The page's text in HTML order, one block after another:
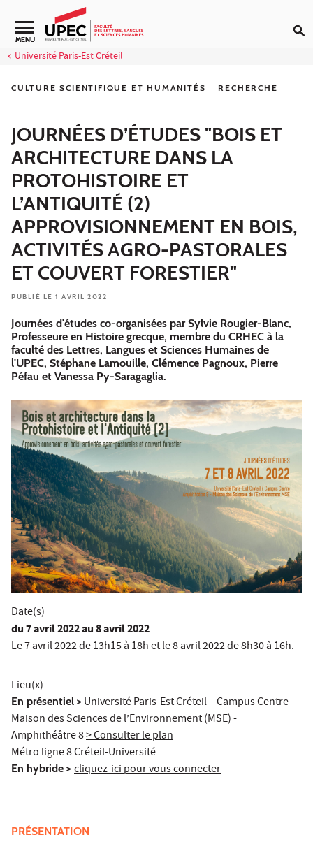
Aller au contenu
Navigation secondaire
MENU
Université Paris-Est Créteil
CULTURE SCIENTIFIQUE ET HUMANITÉS RECHERCHE
JOURNÉES D’ÉTUDES "BOIS ET
ARCHITECTURE DANS LA
PROTOHISTOIRE ET
L’ANTIQUITÉ (2)
APPROVISIONNEMENT EN BOIS,
ACTIVITÉS AGRO-PASTORALES
ET COUVERT FORESTIER"
PUBLIÉ LE 1 AVRIL 2022
Journées d'études co-organisées par Sylvie Rougier-Blanc,
Professeure en Histoire grecque, membre du CRHEC à la
faculté des Lettres, Langues et Sciences Humaines de
l'UPEC, Stéphane Lamouille, Clémence Pagnoux, Pierre
Péfau et Vanessa Py-Saragaglia.
Date(s)
du7 avril 2022au 8 avril 2022
Le 7 avril 2022 de 13h15 à 18h et le 8 avril 2022 de 8h30 à 16h.
Lieu(x)
En présentiel > Université Paris-Est Créteil - Campus Centre -
Maison des Sciences de l’Environnement (MSE) -
Amphithéâtre 8> Consulter le plan
Métro ligne 8 Créteil-Université
En hybride > cliquez-ici pour vous connecter
PRÉSENTATION